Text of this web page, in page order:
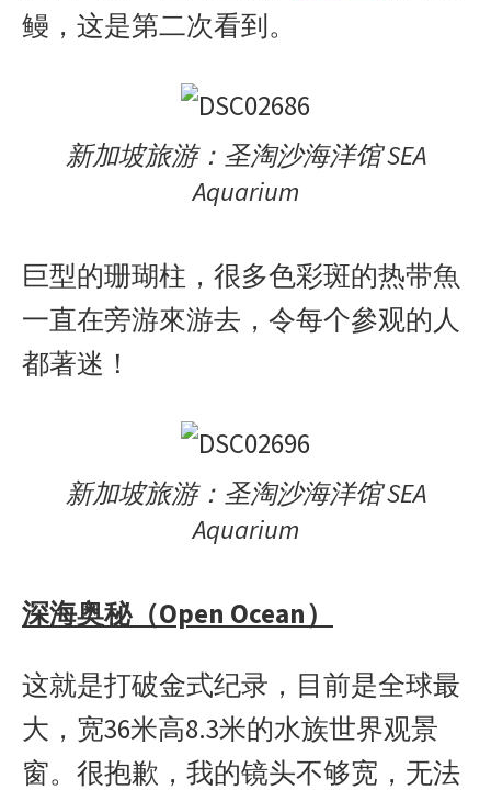
鳗，这是第二次看到。
新加坡旅游：圣淘沙海洋馆 SEA
Aquarium
巨型的珊瑚柱，很多色彩斑的热带魚
一直在旁游來游去，令每个參观的人
都著迷！
新加坡旅游：圣淘沙海洋馆 SEA
Aquarium
深海奥秘（Open Ocean）
这就是打破金式纪录，目前是全球最
大，宽36米高8.3米的水族世界观景
窗。很抱歉，我的镜头不够宽，无法